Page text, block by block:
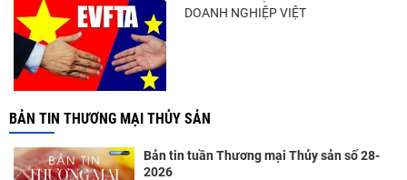
DOANH NGHIỆP VIỆT
BẢN TIN THƯƠNG MẠI THỦY SẢN
Bản tin tuần Thương mại Thủy sản số 28-
2026